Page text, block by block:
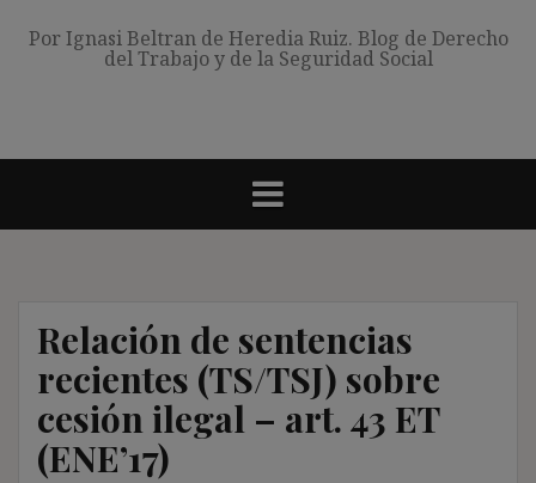
Por Ignasi Beltran de Heredia Ruiz. Blog de Derecho
del Trabajo y de la Seguridad Social
Relación de sentencias
recientes (TS/TSJ) sobre
cesión ilegal – art. 43 ET
(ENE’17)